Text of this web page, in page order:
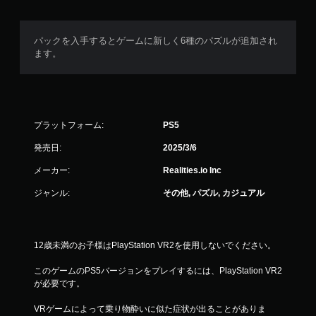
パックを入手するとゲームに新しく6種のパズルが追加され
ます。
プラットフォーム: PS5
発売日: 2025/3/6
メーカー: Realities.io Inc
ジャンル: その他, パズル, カジュアル
12歳未満のお子様はPlayStation VR2を使用しないでください。
このゲームのPS5バージョンをプレイするには、PlayStation VR2
が必要です。
VRゲームによって乗り物酔いに似た症状が出ることがありま